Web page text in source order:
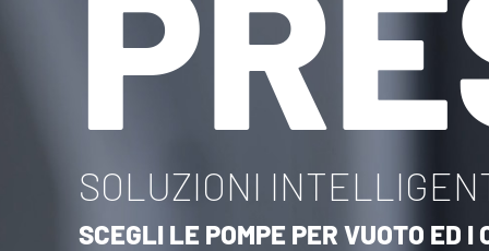
SOLUZIONI
SCEGLI LE POMPE PER VUOTO ED